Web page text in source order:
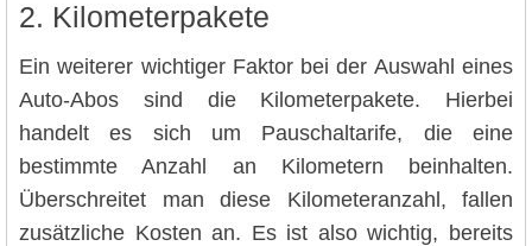
2. Kilometerpakete
Ein weiterer wichtiger Faktor bei der Auswahl eines
Auto-Abos sind die Kilometerpakete. Hierbei
handelt es sich um Pauschaltarife, die eine
bestimmte Anzahl an Kilometern beinhalten.
Überschreitet man diese Kilometeranzahl, fallen
zusätzliche Kosten an. Es ist also wichtig, bereits